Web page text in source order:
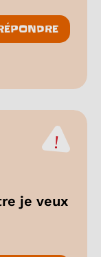
je veux